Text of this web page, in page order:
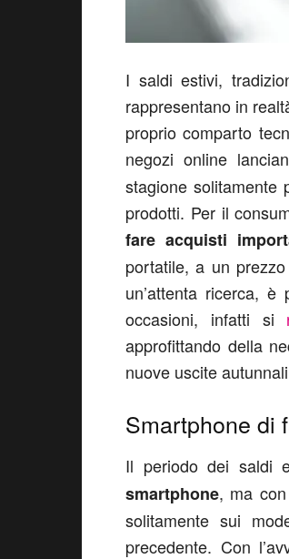
I saldi estivi,
rappresentano in
proprio comparto
negozi online
stagione solitamente
prodotti. Per il
fare acquisti
portatile, a un
un’attenta ricerca,
occasioni, infatti si
approfittando della
nuove uscite
Smartphone di
Il periodo dei saldi
smartphone, ma
solitamente sui
precedente. Con